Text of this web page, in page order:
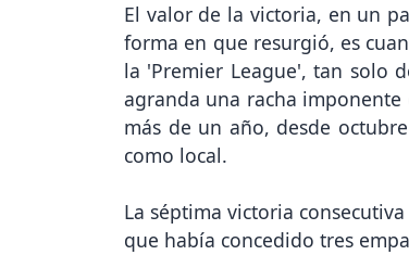
El valor de la victoria, en un
forma en que resurgió, es
la 'Premier League', tan solo
agranda una racha
más de un año, desde
como local.
La séptima victoria
que había concedido tres